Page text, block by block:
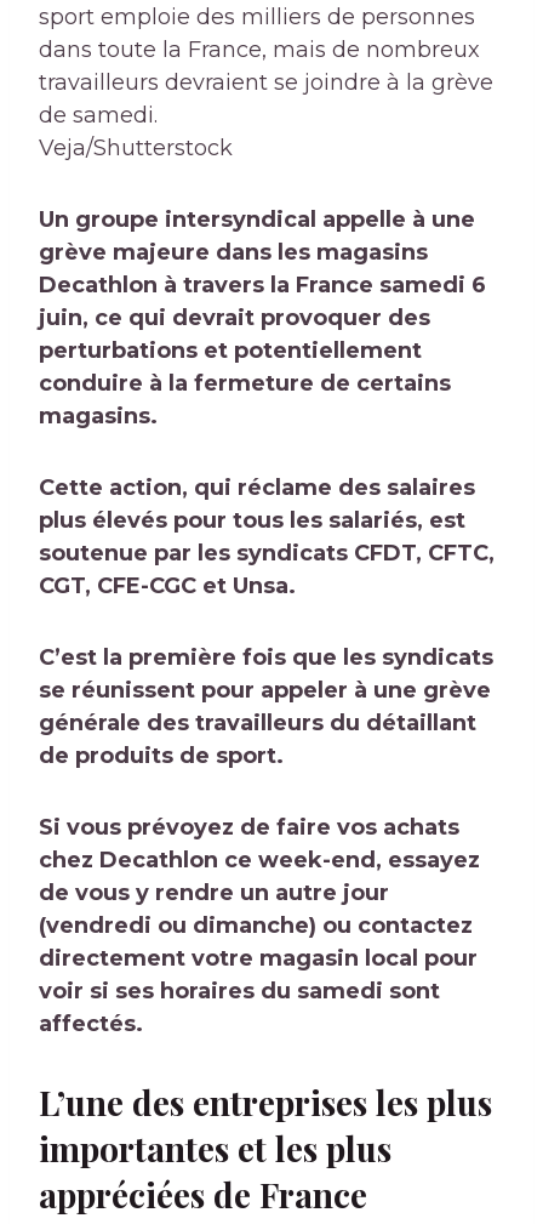
sport emploie des milliers de personnes
dans toute la France, mais de nombreux
travailleurs devraient se joindre à la grève
de samedi.
Veja/Shutterstock
Un groupe intersyndical appelle à une
grève majeure dans les magasins
Decathlon à travers la France samedi 6
juin, ce qui devrait provoquer des
perturbations et potentiellement
conduire à la fermeture de certains
magasins.
Cette action, qui réclame des salaires
plus élevés pour tous les salariés, est
soutenue par les syndicats CFDT, CFTC,
CGT, CFE-CGC et Unsa.
C’est la première fois que les syndicats
se réunissent pour appeler à une grève
générale des travailleurs du détaillant
de produits de sport.
Si vous prévoyez de faire vos achats
chez Decathlon ce week-end, essayez
de vous y rendre un autre jour
(vendredi ou dimanche) ou contactez
directement votre magasin local pour
voir si ses horaires du samedi sont
affectés.
L’une des entreprises les plus
importantes et les plus
appréciées de France